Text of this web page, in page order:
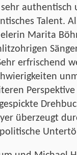
authentisch
Talent.
Marita
erfrischend
überzeugt